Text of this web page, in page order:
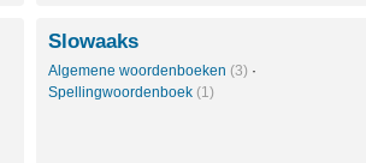
Slowaaks
Algemene woordenboeken (3) ·
Spellingwoordenboek (1)